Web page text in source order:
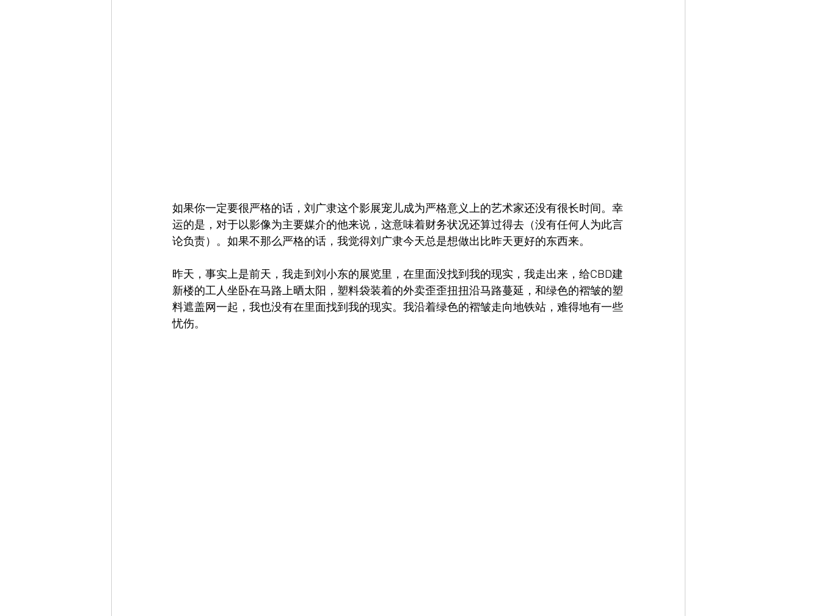
如果你一定要很严格的话，刘广隶这个影展宠儿成为严格意义上的艺术家还没有很长时间。幸
运的是，对于以影像为主要媒介的他来说，这意味着财务状况还算过得去（没有任何人为此言
论负责）。如果不那么严格的话，我觉得刘广隶今天总是想做出比昨天更好的东西来。
昨天，事实上是前天，我走到刘小东的展览里，在里面没找到我的现实，我走出来，给CBD建
新楼的工人坐卧在马路上晒太阳，塑料袋装着的外卖歪歪扭扭沿马路蔓延，和绿色的褶皱的塑
料遮盖网一起，我也没有在里面找到我的现实。我沿着绿色的褶皱走向地铁站，难得地有一些
忧伤。